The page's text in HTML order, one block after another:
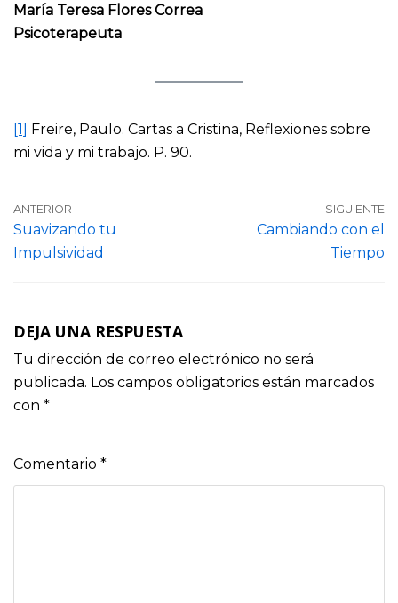
María Teresa Flores Correa
Psicoterapeuta
[1] Freire, Paulo. Cartas a Cristina, Reflexiones sobre
mi vida y mi trabajo. P. 90.
ANTERIOR
Suavizando tu
Impulsividad
SIGUIENTE
Cambiando con el
Tiempo
DEJA UNA RESPUESTA
Tu dirección de correo electrónico no será
publicada. Los campos obligatorios están marcados
con *
Comentario *